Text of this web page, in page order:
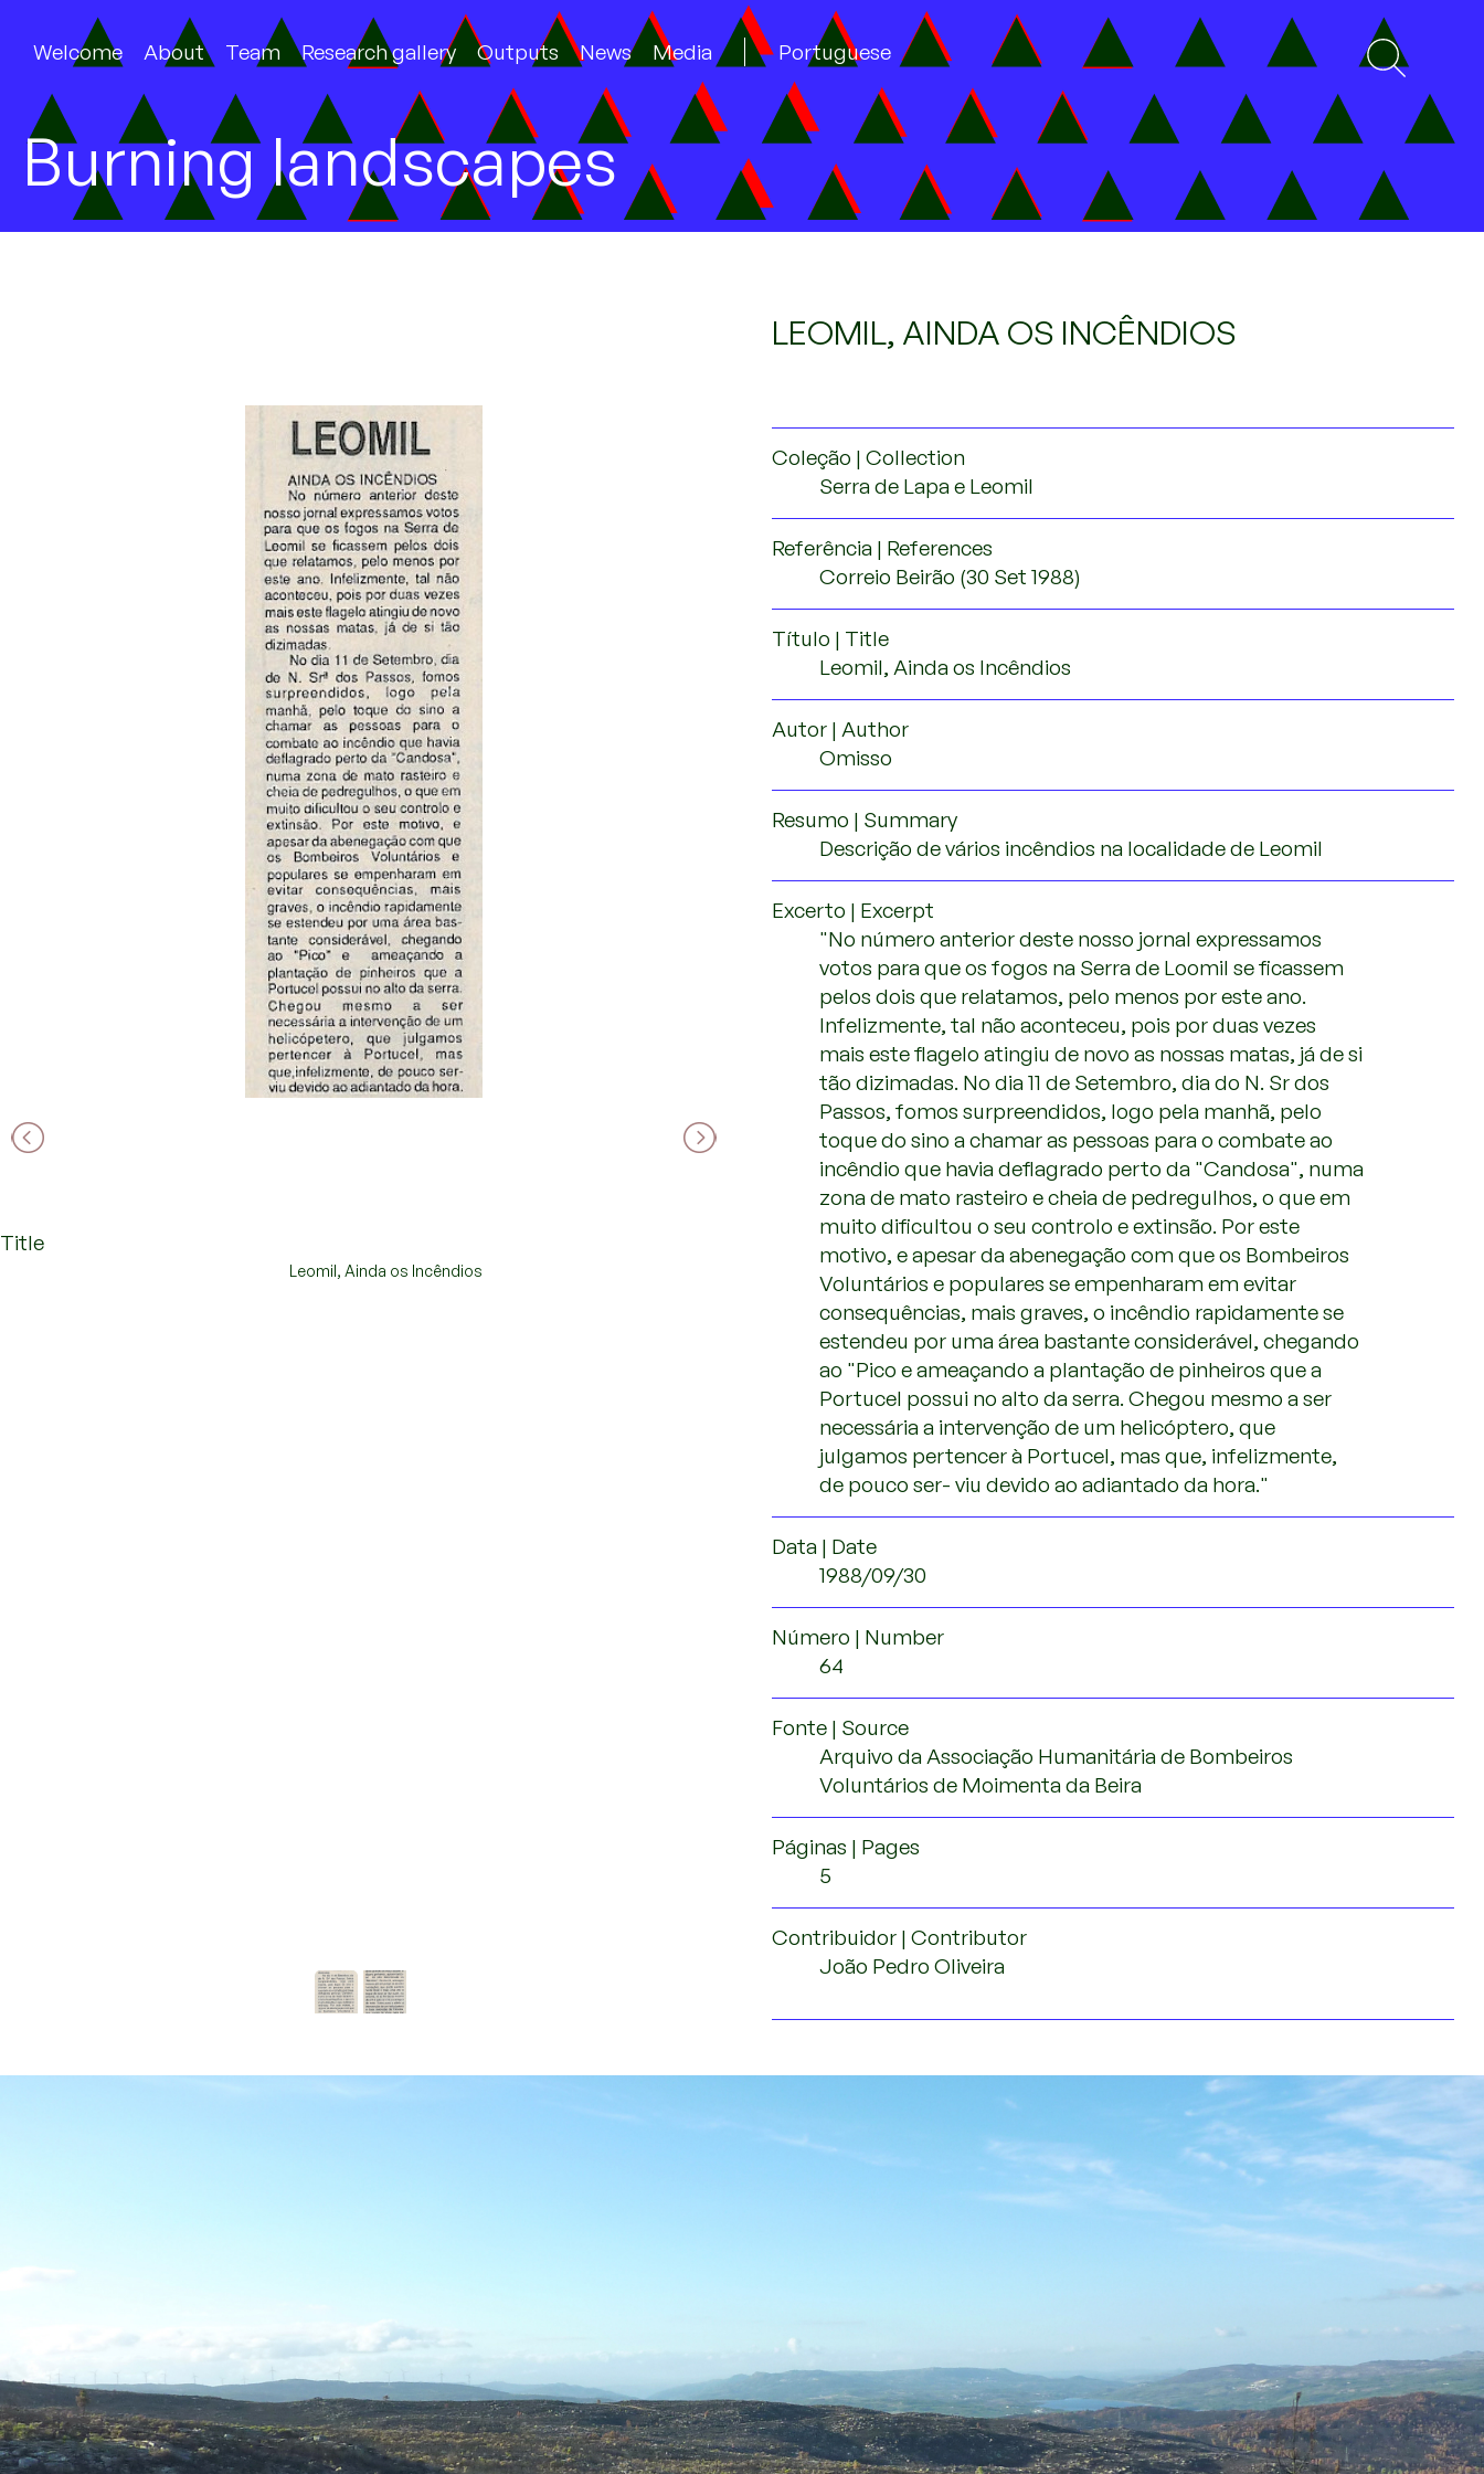
Welcome About Team Research gallery Outputs News Media Portuguese
Burning landscapes
Title
Leomil, Ainda os Incêndios
Title
Leomil, Ainda os Incêndios
LEOMIL, AINDA OS INCÊNDIOS
Coleção | Collection
Serra de Lapa e Leomil
Referência | References
Correio Beirão (30 Set 1988)
Título | Title
Leomil, Ainda os Incêndios
Autor | Author
Omisso
Resumo | Summary
Descrição de vários incêndios na localidade de Leomil
Excerto | Excerpt
"No número anterior deste nosso jornal expressamos
votos para que os fogos na Serra de Loomil se ficassem
pelos dois que relatamos, pelo menos por este ano.
Infelizmente, tal não aconteceu, pois por duas vezes
mais este flagelo atingiu de novo as nossas matas, já de si
tão dizimadas. No dia 11 de Setembro, dia do N. Sr dos
Passos, fomos surpreendidos, logo pela manhã, pelo
toque do sino a chamar as pessoas para o combate ao
incêndio que havia deflagrado perto da "Candosa", numa
zona de mato rasteiro e cheia de pedregulhos, o que em
muito dificultou o seu controlo e extinsão. Por este
motivo, e apesar da abenegação com que os Bombeiros
Voluntários e populares se empenharam em evitar
consequências, mais graves, o incêndio rapidamente se
estendeu por uma área bastante considerável, chegando
ao "Pico e ameaçando a plantação de pinheiros que a
Portucel possui no alto da serra. Chegou mesmo a ser
necessária a intervenção de um helicóptero, que
julgamos pertencer à Portucel, mas que, infelizmente,
de pouco ser- viu devido ao adiantado da hora."
Data | Date
1988/09/30
Número | Number
64
Fonte | Source
Arquivo da Associação Humanitária de Bombeiros
Voluntários de Moimenta da Beira
Páginas | Pages
5
Contribuidor | Contributor
João Pedro Oliveira